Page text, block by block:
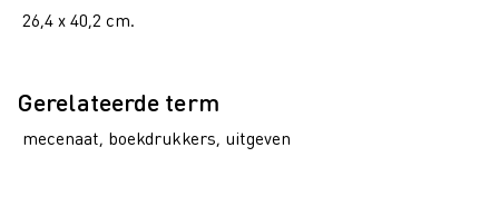
26,4 x 40,2 cm.
Gerelateerde term
mecenaat, boekdrukkers, uitgeven